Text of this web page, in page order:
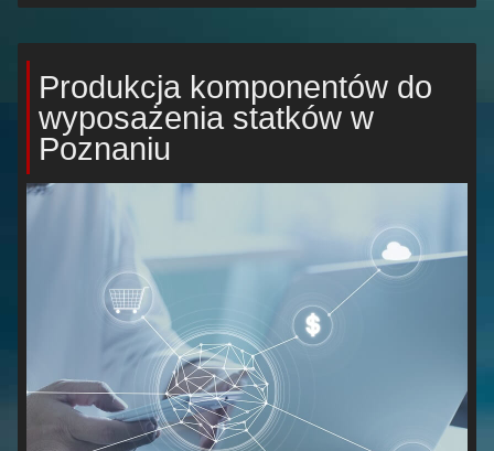
Produkcja komponentów do
wyposażenia statków w
Poznaniu